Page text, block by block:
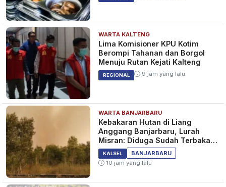
WARTA KALTENG
Lima Komisioner KPU Kotim
Berompi Tahanan dan Borgol
Menuju Rutan Kejati Kalteng
REGIONAL 9 jam yang lalu
WARTA BANJARBARU
Kebakaran Hutan di Liang
Anggang Banjarbaru, Lurah
Misran: Diduga Sudah Terbakar
Sejak Tadi Malam
KALSEL
BANJARBARU
10 jam yang lalu